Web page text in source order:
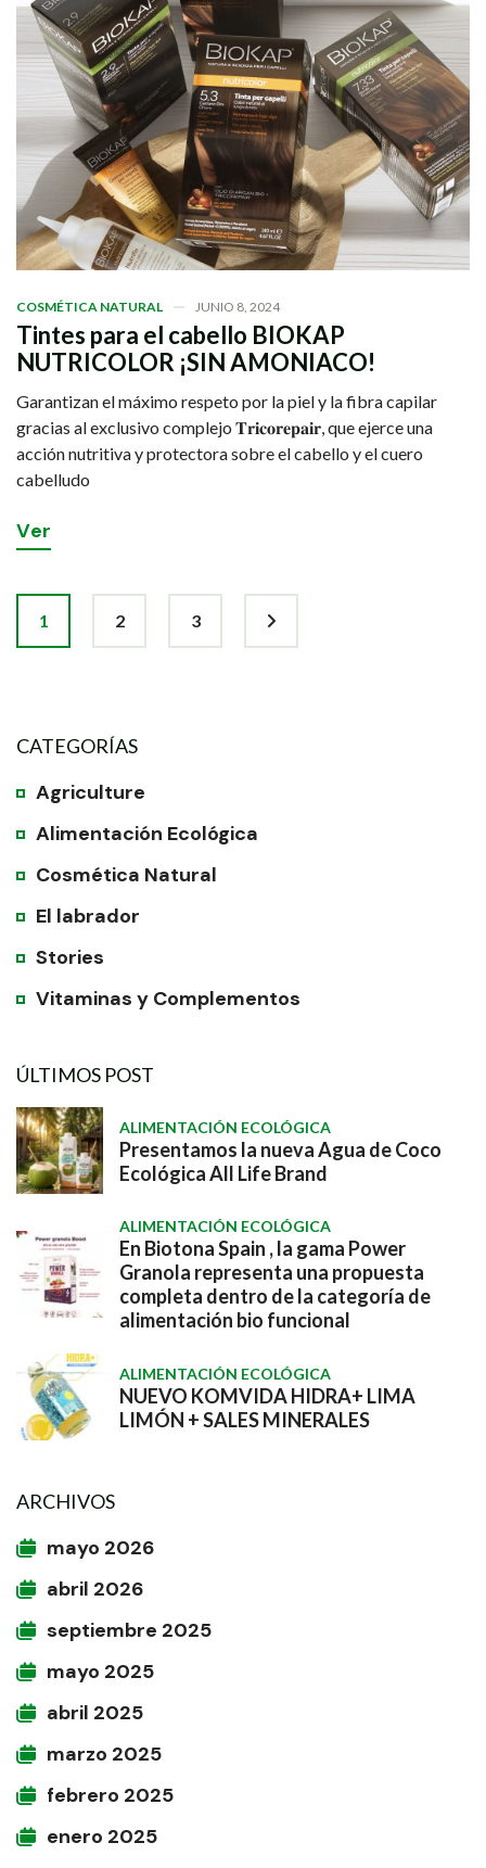
COSMÉTICA NATURAL JUNIO 8, 2024
Tintes para el cabello BIOKAP
NUTRICOLOR ¡SIN AMONIACO!
Garantizan el máximo respeto por la piel y la fibra capilar
gracias al exclusivo complejo 𝐓𝐫𝐢𝐜𝐨𝐫𝐞𝐩𝐚𝐢𝐫, que ejerce una
acción nutritiva y protectora sobre el cabello y el cuero
cabelludo
Ver
1 2 3
CATEGORÍAS
Agriculture
Alimentación Ecológica
Cosmética Natural
El labrador
Stories
Vitaminas y Complementos
ÚLTIMOS POST
ALIMENTACIÓN ECOLÓGICA
Presentamos la nueva Agua de Coco
Ecológica All Life Brand
ALIMENTACIÓN ECOLÓGICA
En Biotona Spain , la gama Power
Granola representa una propuesta
completa dentro de la categoría de
alimentación bio funcional
ALIMENTACIÓN ECOLÓGICA
NUEVO KOMVIDA HIDRA+ LIMA
LIMÓN + SALES MINERALES
ARCHIVOS
mayo 2026
abril 2026
septiembre 2025
mayo 2025
abril 2025
marzo 2025
febrero 2025
enero 2025